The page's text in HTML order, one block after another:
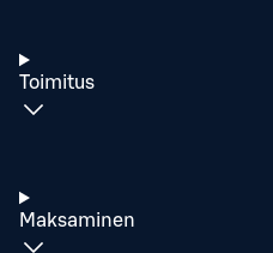
Toimitus
Maksaminen